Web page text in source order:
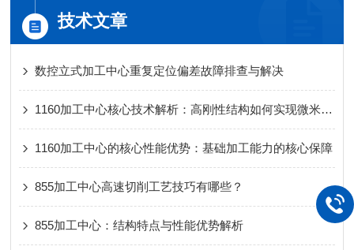
技术文章
数控立式加工中心重复定位偏差故障排查与解决
1160加工中心核心技术解析：高刚性结构如何实现微米级加工精度
1160加工中心的核心性能优势：基础加工能力的核心保障
855加工中心高速切削工艺技巧有哪些？
855加工中心：结构特点与性能优势解析